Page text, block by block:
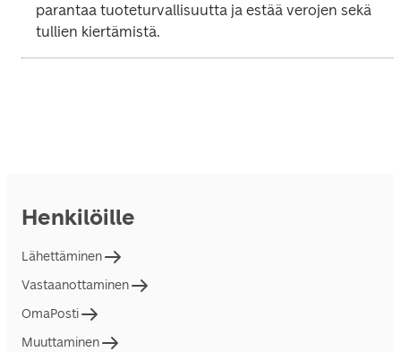
parantaa tuoteturvallisuutta ja estää verojen sekä
tullien kiertämistä.
Henkilöille
Lähettäminen
Vastaanottaminen
OmaPosti
Muuttaminen